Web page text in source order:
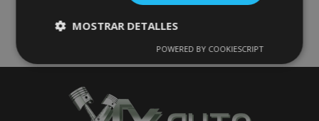
MOSTRAR DETALLES
estrictamente
Cookies de
rendimiento
POWERED BY COOKIESCRIPT